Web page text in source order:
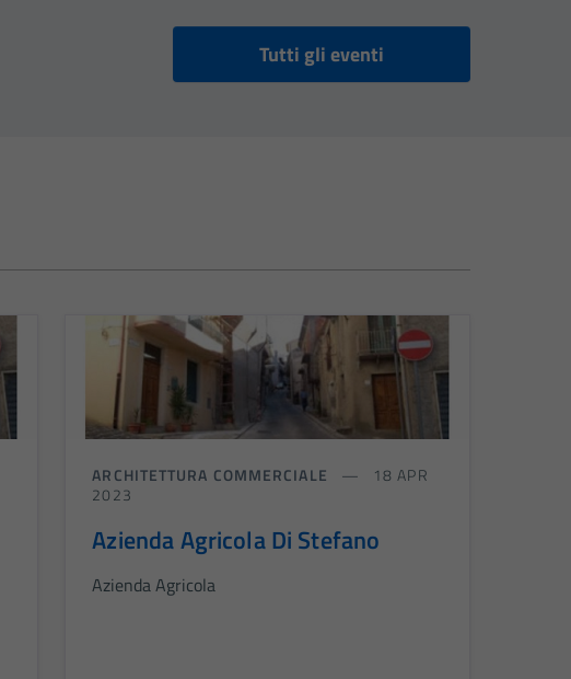
Tutti gli eventi
ARCHITETTURA COMMERCIALE
18 APR
2023
Azienda Agricola Di Stefano
Azienda Agricola